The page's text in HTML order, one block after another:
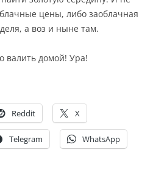
цены, либо заоблачная
а воз и ныне там.
валить домой! Ура!
Reddit X
Telegram WhatsApp